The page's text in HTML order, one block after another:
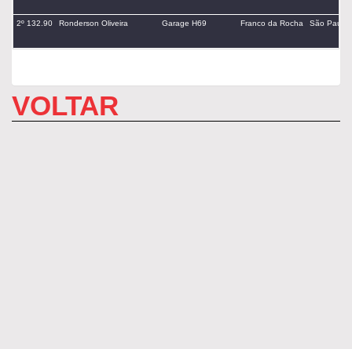
2º 132.90 Ronderson Oliveira Garage H69 Franco da Rocha São Paulo
VOLTAR